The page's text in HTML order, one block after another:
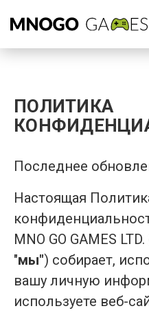
ПОЛИТИКА
Последнее
Настоящая
MNO GO GAMES LTD.
"мы") собирает,
вашу личную
используете веб-